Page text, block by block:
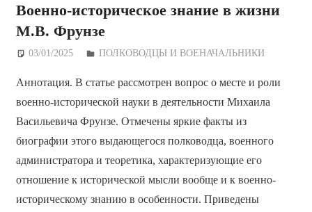
Военно-историческое знание в жизни
М.В. Фрунзе
03/01/2025 Дежурный по Редакции
ПОЛКОВОДЦЫ И ВОЕНАЧАЛЬНИКИ
Аннотация. В статье рассмотрен вопрос о месте и роли
военно-исторической науки в деятельности Михаила
Васильевича Фрунзе. Отмечены яркие факты из
биографии этого выдающегося полководца, военного
администратора и теоретика, характеризующие его
отношение к исторической мысли вообще и к военно-
историческому знанию в особенности. Приведены